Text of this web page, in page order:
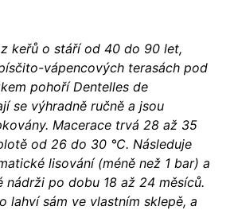
keřů o stáří od 40 do 90 let,
vápencových terasách pod
pohoří Dentelles de
se výhradně ručně a jsou
Macerace trvá 28 až 35
od 26 do 30 °C. Následuje
lisování (méně než 1 bar) a
nádrži po dobu 18 až 24 měsíců.
lahví sám ve vlastním sklepě, a